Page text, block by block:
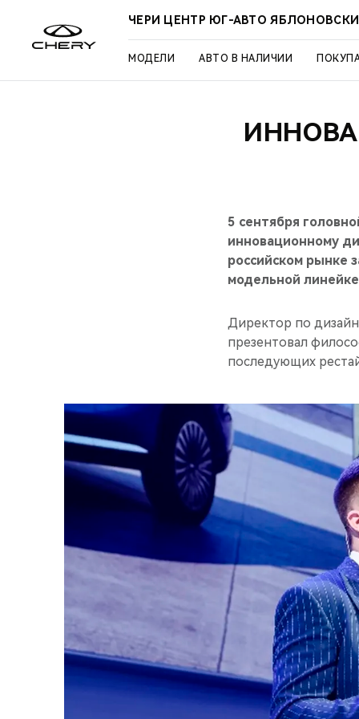
ЧЕРИ ЦЕНТР ЮГ-АВТО
МОДЕЛИ АВТО В НАЛИЧИИ
5 сентября
инновационному
российском рынке
модельной
Директор по
презентовал
последующих